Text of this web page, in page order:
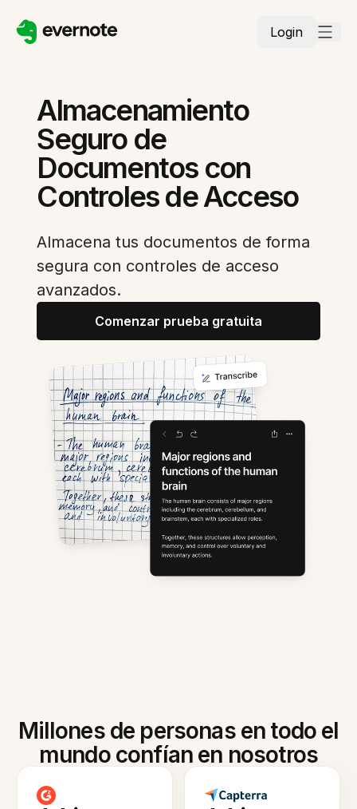
Login
Almacenamiento
Seguro de
Documentos con
Controles de Acceso
Almacena tus documentos de forma
segura con controles de acceso
avanzados.
Comenzar prueba gratuita
Millones de personas en todo el
mundo confían en nosotros